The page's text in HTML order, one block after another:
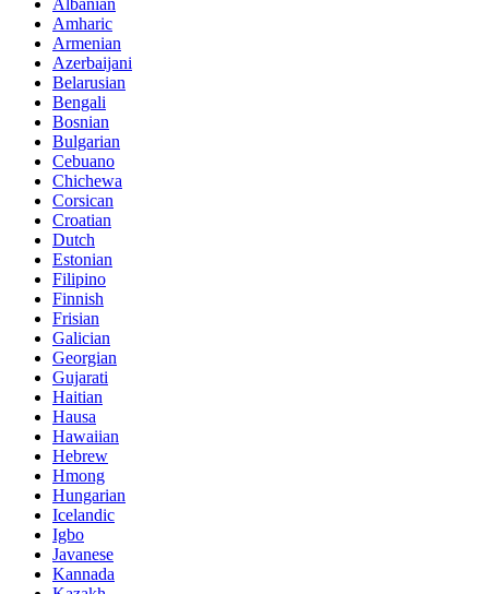
Albanian
Amharic
Armenian
Azerbaijani
Belarusian
Bengali
Bosnian
Bulgarian
Cebuano
Chichewa
Corsican
Croatian
Dutch
Estonian
Filipino
Finnish
Frisian
Galician
Georgian
Gujarati
Haitian
Hausa
Hawaiian
Hebrew
Hmong
Hungarian
Icelandic
Igbo
Javanese
Kannada